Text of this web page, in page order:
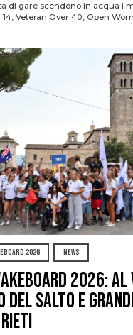
di gare scendono in acqua i
Veteran Over 40, Open
2026 NEWS
2026:
del Salto e